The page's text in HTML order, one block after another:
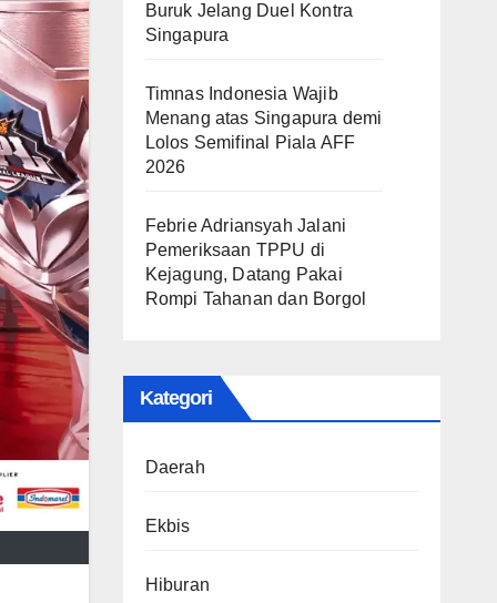
Buruk Jelang Duel Kontra
Singapura
Timnas Indonesia Wajib
Menang atas Singapura demi
Lolos Semifinal Piala AFF
2026
Febrie Adriansyah Jalani
Pemeriksaan TPPU di
Kejagung, Datang Pakai
Rompi Tahanan dan Borgol
Kategori
Daerah
Ekbis
Hiburan